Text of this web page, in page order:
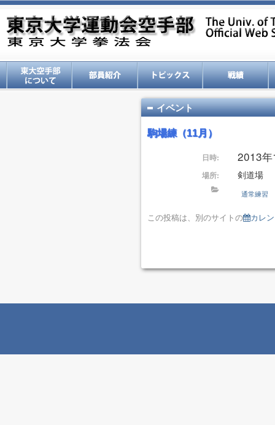
イベント
駒場練（11月）
日時: 2013
場所: 剣道場
通常練習
この投稿は、別のサイトの カレ